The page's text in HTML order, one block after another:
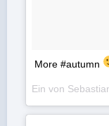
More #autumn